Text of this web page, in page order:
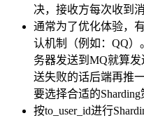
决，接收方每次收到
通常为了优化体验，
认机制（例如：QQ
务器发送到MQ就算
送失败的话后端再推
要选择合适的Sharding
按to_user_id进行